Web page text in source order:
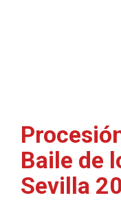
Baile de
Sevilla